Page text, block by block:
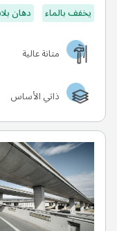
يخفف بالماء
دهان
متانة عالية
ذاتي الأساس